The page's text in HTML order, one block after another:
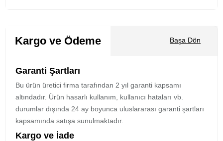
Kargo ve Ödeme Başa Dön
Garanti Şartları
Bu ürün üretici firma tarafından 2 yıl garanti kapsamı
altındadır. Ürün hasarlı kullanım, kullanıcı hataları vb.
durumlar dışında 24 ay boyunca uluslararası garanti şartları
kapsamında satışa sunulmaktadır.
Kargo ve İade